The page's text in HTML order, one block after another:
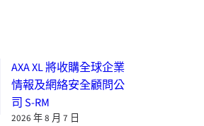
AXA XL 將收購全球企業
情報及網絡安全顧問公
司 S-RM
2026 年 8 月 7 日